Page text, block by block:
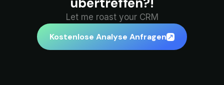
Let me roast your CRM
Kostenlose Analyse Anfragen